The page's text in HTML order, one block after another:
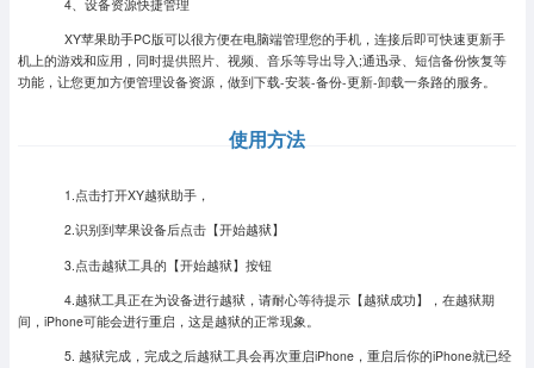
4、设备资源快捷管理
XY苹果助手PC版可以很方便在电脑端管理您的手机，连接后即可快速更新手
机上的游戏和应用，同时提供照片、视频、音乐等导出导入;通迅录、短信备份恢复等
功能，让您更加方便管理设备资源，做到下载-安装-备份-更新-卸载一条路的服务。
使用方法
1.点击打开XY越狱助手，
2.识别到苹果设备后点击【开始越狱】
3.点击越狱工具的【开始越狱】按钮
4.越狱工具正在为设备进行越狱，请耐心等待提示【越狱成功】，在越狱期
间，iPhone可能会进行重启，这是越狱的正常现象。
5. 越狱完成，完成之后越狱工具会再次重启iPhone，重启后你的iPhone就已经